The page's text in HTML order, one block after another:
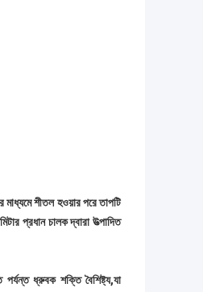
মাধ্যমে শীতল হওয়ার পরে তাপটি
প্রধান চালক দ্বারা উত্পাদিত
পর্যন্ত ধ্রুবক শক্তি বৈশিষ্ট্য,যা